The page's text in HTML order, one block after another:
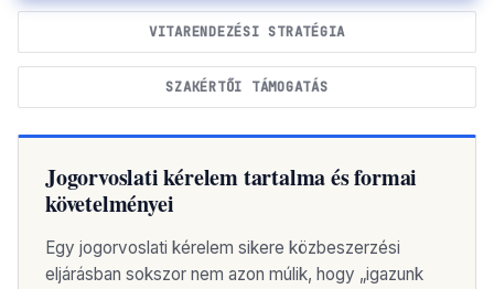
VITARENDEZÉSI STRATÉGIA
SZAKÉRTŐI TÁMOGATÁS
Jogorvoslati kérelem tartalma és formai
követelményei
Egy jogorvoslati kérelem sikere közbeszerzési
eljárásban sokszor nem azon múlik, hogy „igazunk